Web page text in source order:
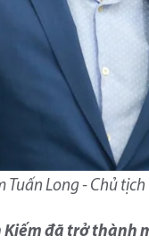
Tuấn Long - Chủ
đã trở thành